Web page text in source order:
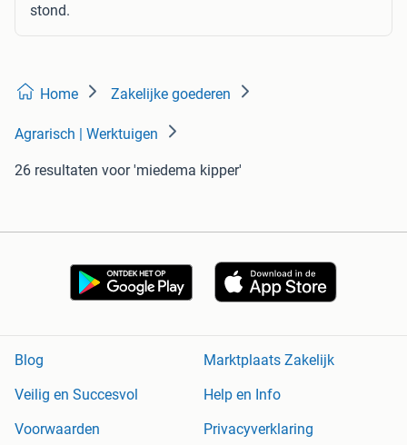
stond.
Home Zakelijke goederen
Agrarisch | Werktuigen
26 resultaten voor 'miedema kipper'
Blog
Marktplaats Zakelijk
Veilig en Succesvol
Help en Info
Voorwaarden
Privacyverklaring